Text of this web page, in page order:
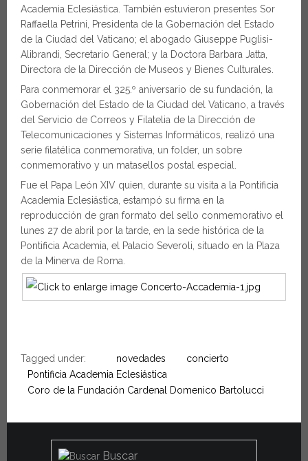
Academia Eclesiástica. También estuvieron presentes Sor
Raffaella Petrini, Presidenta de la Gobernación del Estado
de la Ciudad del Vaticano; el abogado Giuseppe Puglisi-
Alibrandi, Secretario General; y la Doctora Barbara Jatta,
Directora de la Dirección de Museos y Bienes Culturales.
Para conmemorar el 325.º aniversario de su fundación, la
Gobernación del Estado de la Ciudad del Vaticano, a través
del Servicio de Correos y Filatelia de la Dirección de
Telecomunicaciones y Sistemas Informáticos, realizó una
serie filatélica conmemorativa, un folder, un sobre
conmemorativo y un matasellos postal especial.
Fue el Papa León XIV quien, durante su visita a la Pontificia
Academia Eclesiástica, estampó su firma en la
reproducción de gran formato del sello conmemorativo el
lunes 27 de abril por la tarde, en la sede histórica de la
Pontificia Academia, el Palacio Severoli, situado en la Plaza
de la Minerva de Roma.
Tagged under: novedades
concierto
Pontificia Academia Eclesiástica
Coro de la Fundación Cardenal Domenico Bartolucci
Buscar